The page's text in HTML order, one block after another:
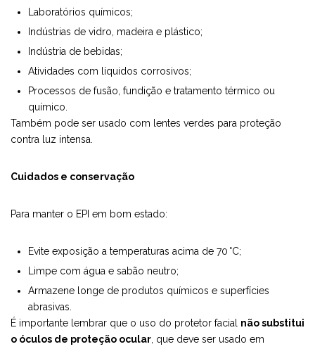
Laboratórios químicos;
Indústrias de vidro, madeira e plástico;
Indústria de bebidas;
Atividades com líquidos corrosivos;
Processos de fusão, fundição e tratamento térmico ou
químico.
Também pode ser usado com lentes verdes para proteção
contra luz intensa.
Cuidados e conservação
Para manter o EPI em bom estado:
Evite exposição a temperaturas acima de 70 °C;
Limpe com água e sabão neutro;
Armazene longe de produtos químicos e superfícies
abrasivas.
É importante lembrar que o uso do protetor facial não substitui
o óculos de proteção ocular , que deve ser usado em